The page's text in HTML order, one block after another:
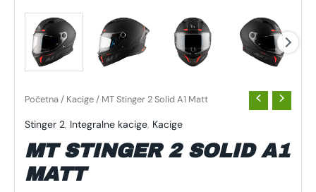
Početna / Kacige / MT Stinger 2 Solid A1 Matt
Stinger 2, Integralne kacige, Kacige
MT STINGER 2 SOLID A1
MATT